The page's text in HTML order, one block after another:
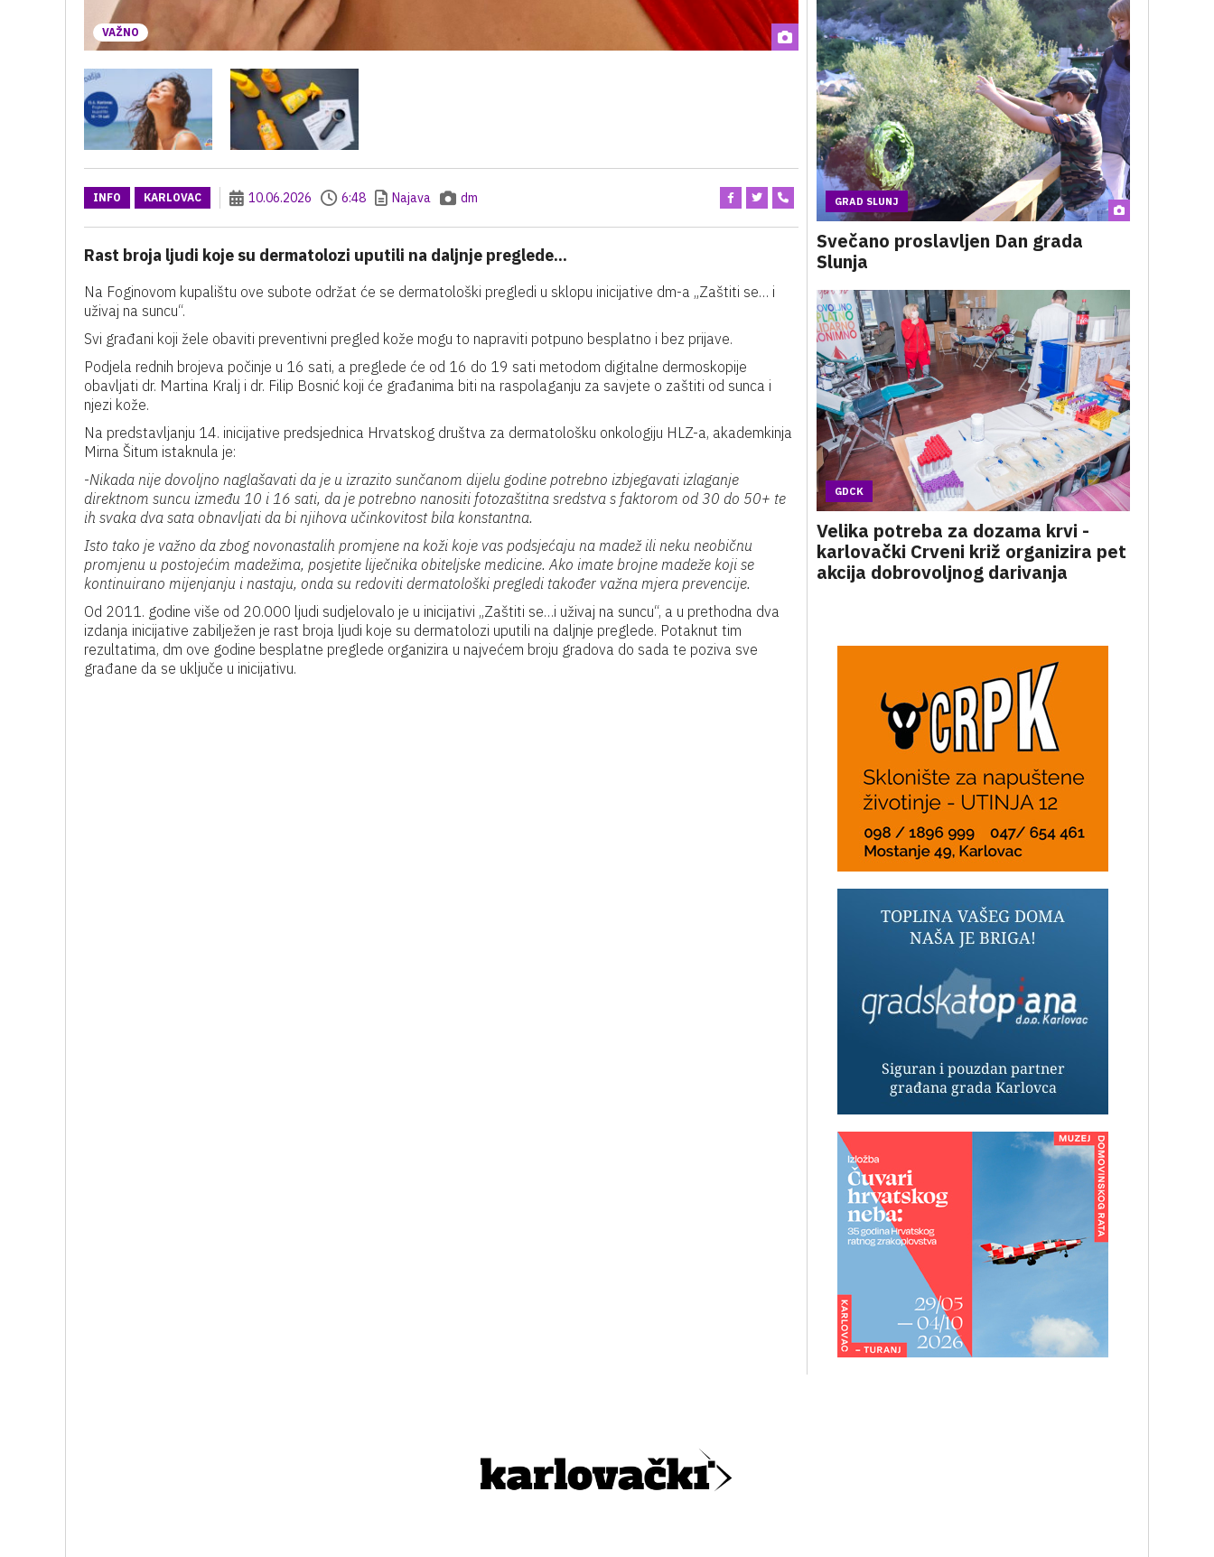
VAŽNO
INFO KARLOVAC 10.06.2026 6:48 Najava dm
Rast broja ljudi koje su dermatolozi uputili na daljnje preglede...
Na Foginovom kupalištu ove subote održat će se dermatološki pregledi u sklopu inicijative dm-a „Zaštiti se… i
uživaj na suncu“.
Svi građani koji žele obaviti preventivni pregled kože mogu to napraviti potpuno besplatno i bez prijave.
Podjela rednih brojeva počinje u 16 sati, a preglede će od 16 do 19 sati metodom digitalne dermoskopije
obavljati dr. Martina Kralj i dr. Filip Bosnić koji će građanima biti na raspolaganju za savjete o zaštiti od sunca i
njezi kože.
Na predstavljanju 14. inicijative predsjednica Hrvatskog društva za dermatološku onkologiju HLZ-a, akademkinja
Mirna Šitum istaknula je:
-Nikada nije dovoljno naglašavati da je u izrazito sunčanom dijelu godine potrebno izbjegavati izlaganje
direktnom suncu između 10 i 16 sati, da je potrebno nanositi fotozaštitna sredstva s faktorom od 30 do 50+ te
ih svaka dva sata obnavljati da bi njihova učinkovitost bila konstantna.
Isto tako je važno da zbog novonastalih promjene na koži koje vas podsjećaju na madež ili neku neobičnu
promjenu u postojećim madežima, posjetite liječnika obiteljske medicine. Ako imate brojne madeže koji se
kontinuirano mijenjanju i nastaju, onda su redoviti dermatološki pregledi također važna mjera prevencije.
Od 2011. godine više od 20.000 ljudi sudjelovalo je u inicijativi „Zaštiti se…i uživaj na suncu“, a u prethodna dva
izdanja inicijative zabilježen je rast broja ljudi koje su dermatolozi uputili na daljnje preglede. Potaknut tim
rezultatima, dm ove godine besplatne preglede organizira u najvećem broju gradova do sada te poziva sve
građane da se uključe u inicijativu.
GRAD SLUNJ
Svečano proslavljen Dan grada
Slunja
GDCK
Velika potreba za dozama krvi -
karlovački Crveni križ organizira pet
akcija dobrovoljnog darivanja